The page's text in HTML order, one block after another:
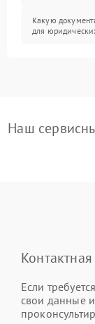
Какую
для
Наш
Если
свои данные